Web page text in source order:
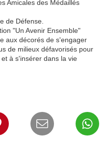
Amicales des Médaillés
de Défense.
"Un Avenir Ensemble"
aux décorés de s'engager
de milieux défavorisés pour
à s'insérer dans la vie